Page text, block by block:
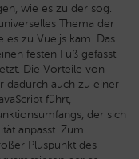
wie es zu der sog.
Thema der
es zu Vue.js kam. Das
festen Fuß gefasst
Die Vorteile von
dadurch auch zu einer
führt,
der sich
anpasst. Zum
Pluspunkt des